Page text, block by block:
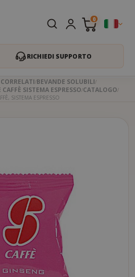
0
RICHIEDI SUPPORTO
BEVANDE SOLUBILI
CAFFÈ SISTEMA ESPRESSO CATALOGO
SISTEMA ESPRESSO